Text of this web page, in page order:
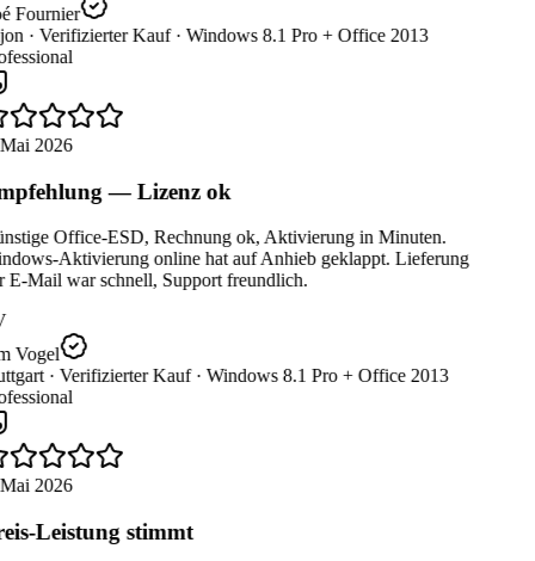
Fournier
· Verifizierter Kauf · Windows 8.1 Pro + Office 2013
2026
— Lizenz ok
Office-ESD, Rechnung ok, Aktivierung in Minuten.
Aktivierung online hat auf Anhieb geklappt. Lieferung
E-Mail war schnell, Support freundlich.
Vogel
· Verifizierter Kauf · Windows 8.1 Pro + Office 2013
2026
Leistung stimmt